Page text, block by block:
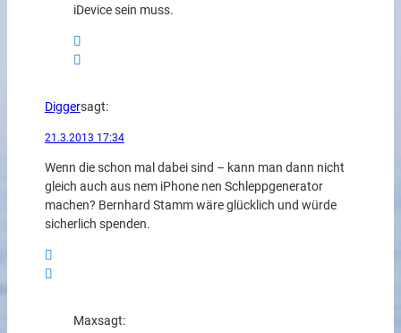
iDevice sein muss.
Diggersagt:
21.3.2013 17:34
Wenn die schon mal dabei sind – kann man dann nicht
gleich auch aus nem iPhone nen Schleppgenerator
machen? Bernhard Stamm wäre glücklich und würde
sicherlich spenden.
Maxsagt: